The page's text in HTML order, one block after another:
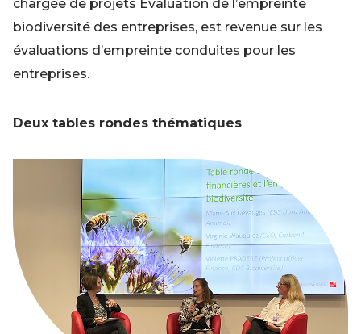
chargée de projets Évaluation de l’empreinte
biodiversité des entreprises, est revenue sur les
évaluations d’empreinte conduites pour les
entreprises.
Deux tables rondes thématiques